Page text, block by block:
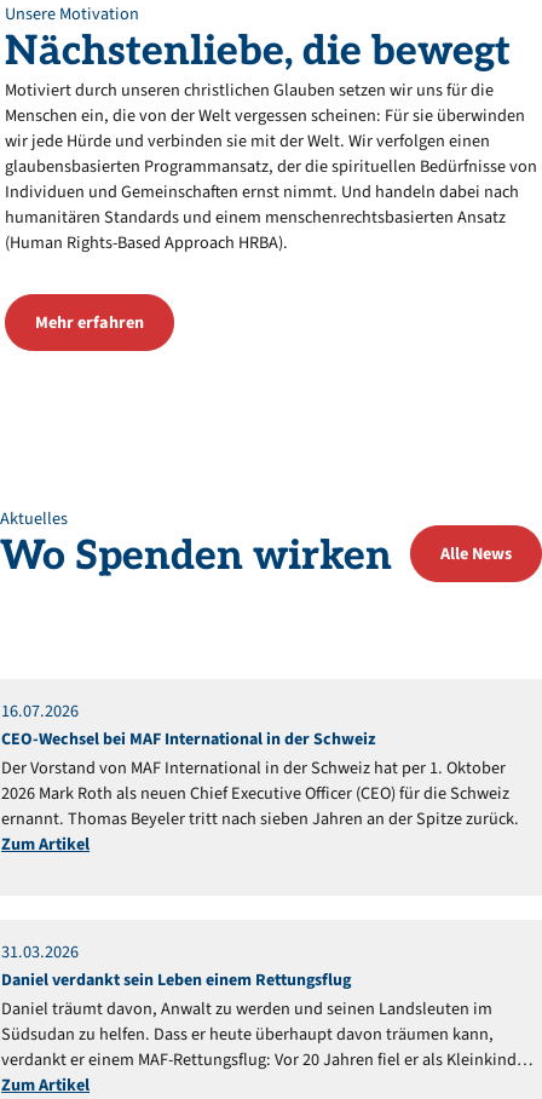
Unsere Motivation
Nächstenliebe, die bewegt
Motiviert durch unseren christlichen Glauben setzen wir uns für die
Menschen ein, die von der Welt vergessen scheinen: Für sie überwinden
wir jede Hürde und verbinden sie mit der Welt. Wir verfolgen einen
glaubensbasierten Programmansatz, der die spirituellen Bedürfnisse von
Individuen und Gemeinschaften ernst nimmt. Und handeln dabei nach
humanitären Standards und einem menschenrechtsbasierten Ansatz
(Human Rights-Based Approach HRBA).
Mehr erfahren
Aktuelles
Wo Spenden wirken Alle News
Mitteilung
16.07.2026
CEO-Wechsel bei MAF International in der Schweiz
Der Vorstand von MAF International in der Schweiz hat per 1. Oktober
2026 Mark Roth als neuen Chief Executive Officer (CEO) für die Schweiz
ernannt. Thomas Beyeler tritt nach sieben Jahren an der Spitze zurück.
Zum Artikel
Reportage
31.03.2026
Daniel verdankt sein Leben einem Rettungsflug
Daniel träumt davon, Anwalt zu werden und seinen Landsleuten im
Südsudan zu helfen. Dass er heute überhaupt davon träumen kann,
verdankt er einem MAF-Rettungsflug: Vor 20 Jahren fiel er als Kleinkind
ins Feuer und schwebte in Lebensgefahr.
Zum Artikel